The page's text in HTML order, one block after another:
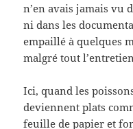
n’en avais jamais vu
ni dans les
empaillé à quelques
malgré tout
Ici, quand les
deviennent plats
feuille de papier et